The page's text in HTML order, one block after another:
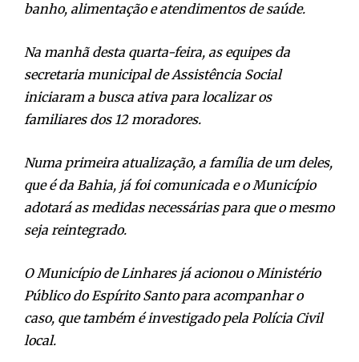
banho, alimentação e atendimentos de saúde.
Na manhã desta quarta-feira, as equipes da
secretaria municipal de Assistência Social
iniciaram a busca ativa para localizar os
familiares dos 12 moradores.
Numa primeira atualização, a família de um deles,
que é da Bahia, já foi comunicada e o Município
adotará as medidas necessárias para que o mesmo
seja reintegrado.
O Município de Linhares já acionou o Ministério
Público do Espírito Santo para acompanhar o
caso, que também é investigado pela Polícia Civil
local.